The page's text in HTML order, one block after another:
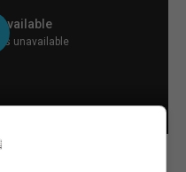
SettingsEnter
Outer Space